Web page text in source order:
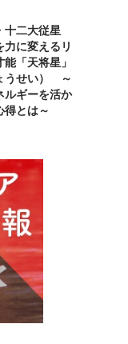
十二大従星
に変えるリ
「天将星」
うせい） ～
ルギーを活か
得とは～